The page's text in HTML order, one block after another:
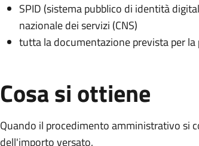
SPID (sistema pubblico di identità
nazionale dei servizi (CNS)
tutta la documentazione prevista per
Cosa si ottiene
Quando il procedimento amministrativo si
dell'importo versato.